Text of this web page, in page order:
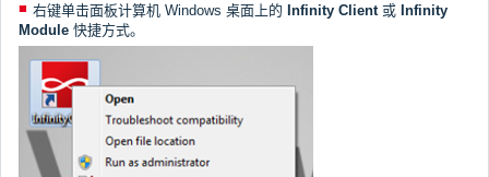
右键单击面板计算机 Windows 桌面上的 Infinity Client 或 Infinity
Module 快捷方式。